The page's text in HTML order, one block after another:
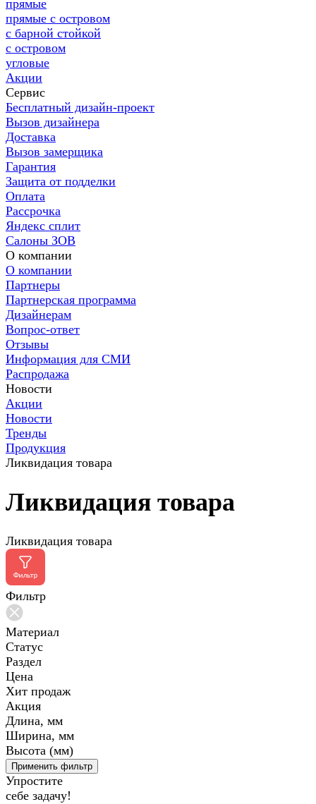
прямые
прямые с островом
с барной стойкой
с островом
угловые
Акции
Сервис
Бесплатный дизайн-проект
Вызов дизайнера
Доставка
Вызов замерщика
Гарантия
Защита от подделки
Оплата
Рассрочка
Яндекс сплит
Салоны ЗОВ
О компании
О компании
Партнеры
Партнерская программа
Дизайнерам
Вопрос-ответ
Отзывы
Информация для СМИ
Распродажа
Новости
Акции
Новости
Тренды
Продукция
Ликвидация товара
Ликвидация товара
Ликвидация товара
Фильтр
Материал
Статус
Раздел
Цена
Хит продаж
Акция
Длина, мм
Ширина, мм
Высота (мм)
Применить фильтр
Упростите
себе задачу!